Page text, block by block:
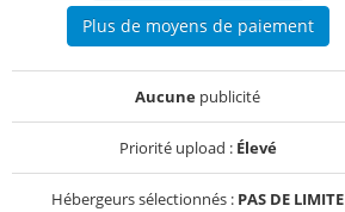
Plus de moyens de paiement
Aucune publicité
Priorité upload : Élevé
Hébergeurs sélectionnés : PAS DE LIMITE